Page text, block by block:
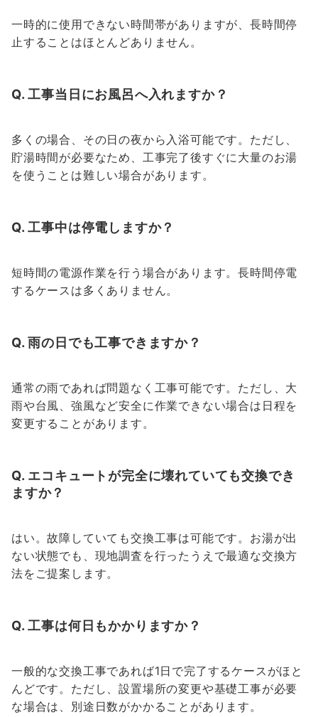
一時的に使用できない時間帯がありますが、長時間停
止することはほとんどありません。
Q. 工事当日にお風呂へ入れますか？
多くの場合、その日の夜から入浴可能です。ただし、
貯湯時間が必要なため、工事完了後すぐに大量のお湯
を使うことは難しい場合があります。
Q. 工事中は停電しますか？
短時間の電源作業を行う場合があります。長時間停電
するケースは多くありません。
Q. 雨の日でも工事できますか？
通常の雨であれば問題なく工事可能です。ただし、大
雨や台風、強風など安全に作業できない場合は日程を
変更することがあります。
Q. エコキュートが完全に壊れていても交換でき
ますか？
はい。故障していても交換工事は可能です。お湯が出
ない状態でも、現地調査を行ったうえで最適な交換方
法をご提案します。
Q. 工事は何日もかかりますか？
一般的な交換工事であれば1日で完了するケースがほと
んどです。ただし、設置場所の変更や基礎工事が必要
な場合は、別途日数がかかることがあります。